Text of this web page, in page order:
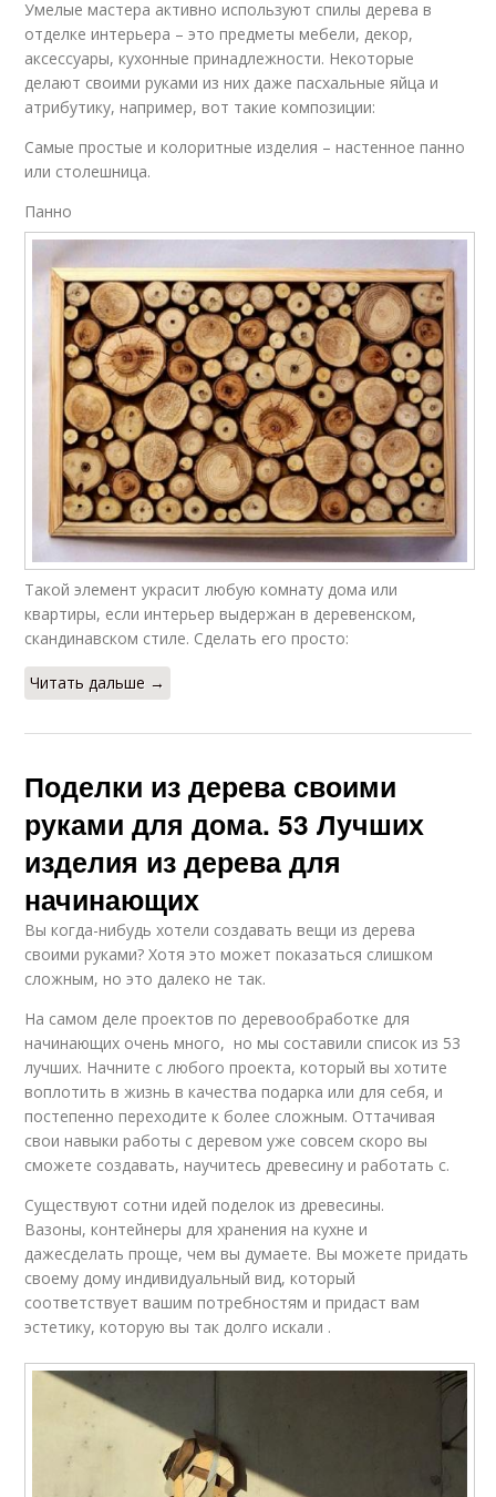
Умелые мастера активно используют спилы дерева в
отделке интерьера – это предметы мебели, декор,
аксессуары, кухонные принадлежности. Некоторые
делают своими руками из них даже пасхальные яйца и
атрибутику, например, вот такие композиции:
Самые простые и колоритные изделия – настенное панно
или столешница.
Панно
Такой элемент украсит любую комнату дома или
квартиры, если интерьер выдержан в деревенском,
скандинавском стиле. Сделать его просто:
Читать дальше →
Поделки из дерева своими
руками для дома. 53 Лучших
изделия из дерева для
начинающих
Вы когда-нибудь хотели создавать вещи из дерева
своими руками? Хотя это может показаться слишком
сложным, но это далеко не так.
На самом деле проектов по деревообработке для
начинающих очень много, но мы составили список из 53
лучших. Начните с любого проекта, который вы хотите
воплотить в жизнь в качества подарка или для себя, и
постепенно переходите к более сложным. Оттачивая
свои навыки работы с деревом уже совсем скоро вы
сможете создавать, научитесь древесину и работать с.
Существуют сотни идей поделок из древесины.
Вазоны, контейнеры для хранения на кухне и
дажесделать проще, чем вы думаете. Вы можете придать
своему дому индивидуальный вид, который
соответствует вашим потребностям и придаст вам
эстетику, которую вы так долго искали .